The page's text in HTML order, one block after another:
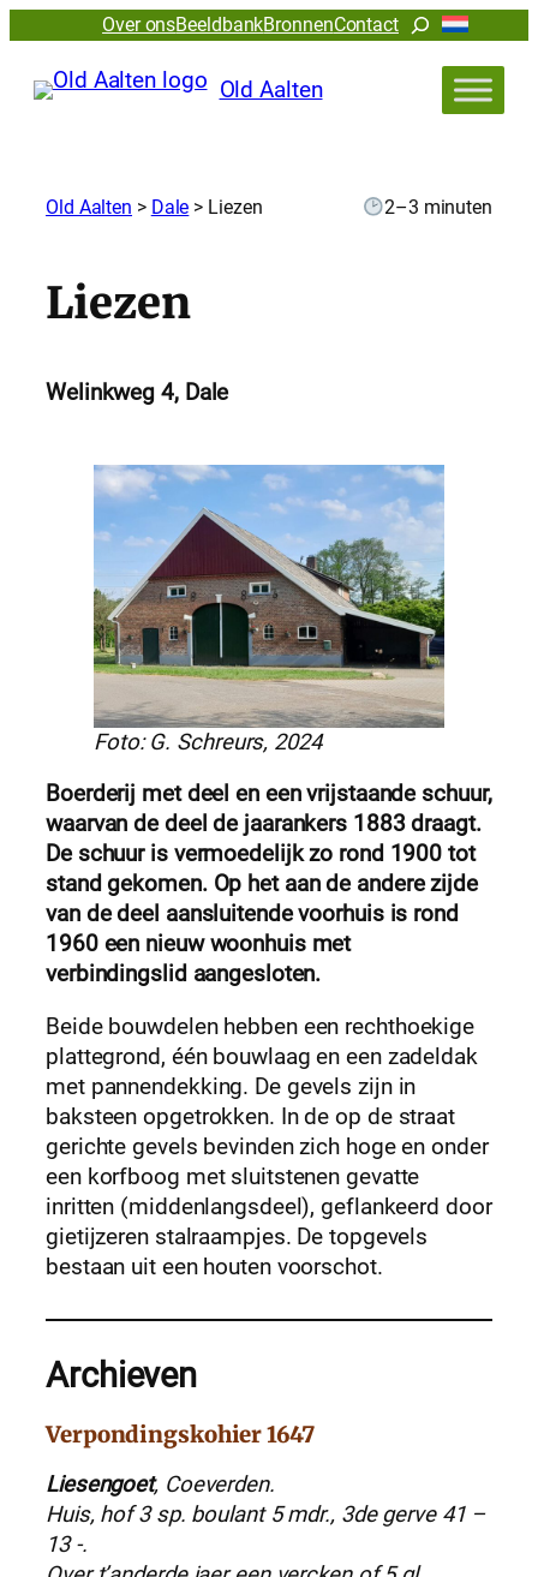
Over onsBeeldbankBronnenContactZoeken
Old Aalten
Old Aalten > Dale > Liezen 2–3 minuten
Liezen
Welinkweg 4, Dale
Foto: G. Schreurs, 2024
Boerderij met deel en een vrijstaande schuur,
waarvan de deel de jaarankers 1883 draagt.
De schuur is vermoedelijk zo rond 1900 tot
stand gekomen. Op het aan de andere zijde
van de deel aansluitende voorhuis is rond
1960 een nieuw woonhuis met
verbindingslid aangesloten.
Beide bouwdelen hebben een rechthoekige
plattegrond, één bouwlaag en een zadeldak
met pannendekking. De gevels zijn in
baksteen opgetrokken. In de op de straat
gerichte gevels bevinden zich hoge en onder
een korfboog met sluitstenen gevatte
inritten (middenlangsdeel), geflankeerd door
gietijzeren stalraampjes. De topgevels
bestaan uit een houten voorschot.
Archieven
Verpondingskohier 1647
Liesengoet, Coeverden.
Huis, hof 3 sp. boulant 5 mdr., 3de gerve 41 –
13 -.